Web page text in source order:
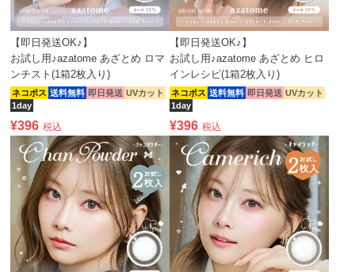
【即日発送OK♪】
お試し用♪azatome あざとめ ロマ
ンチスト(1箱2枚入り)
ネコポス 送料無料 即日発送 UVカット
1day
¥396 税込
【即日発送OK♪】
お試し用♪azatome あざとめ ヒロ
インレシピ(1箱2枚入り)
ネコポス 送料無料 即日発送 UVカット
1day
¥396 税込